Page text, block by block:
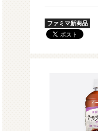
ファミマ新商品